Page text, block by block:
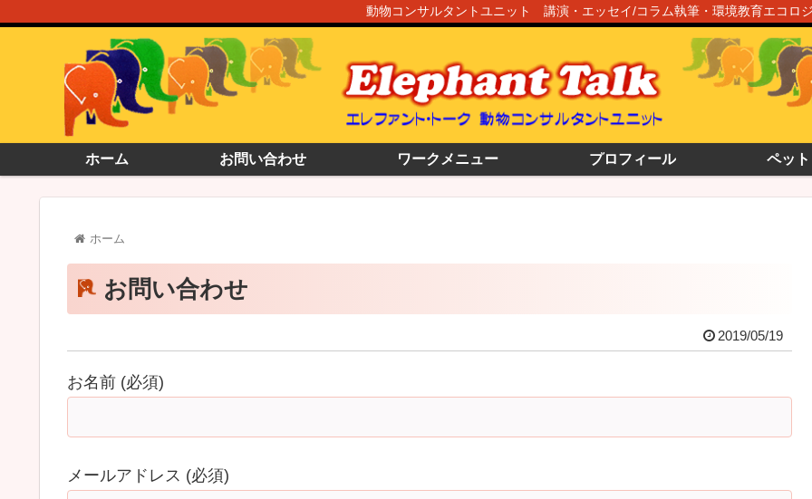
動物コンサルタントユニット 講演・エッセイ/コラム執筆・環境教育エコロ
ホーム お問い合わせ ワークメニュー プロフィール ペッ
ホーム
お問い合わせ
2019/05/19
お名前 (必須)
メールアドレス (必須)